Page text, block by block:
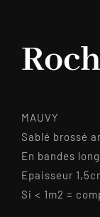
MAUVY
Sablé brossé
En bandes
Epaisseur
Si < 1m2 =